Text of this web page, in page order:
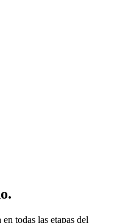
todas las etapas del